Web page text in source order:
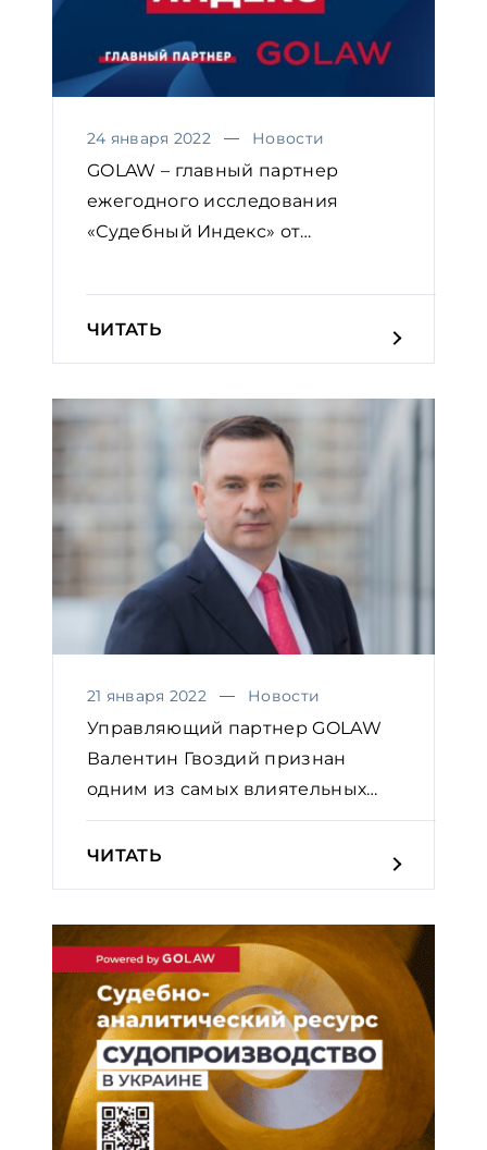
24 января 2022 Новости
GOLAW – главный партнер
ежегодного исследования
«Судебный Индекс» от
ЧИТАТЬ
21 января 2022 Новости
Управляющий партнер GOLAW
Валентин Гвоздий признан
одним из самых влиятельных
юр...
ЧИТАТЬ